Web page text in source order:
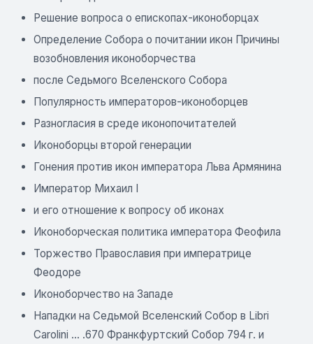
Решение вопроса о епископах-иконоборцах
Определение Собора о почитании икон Причины
возобновления иконоборчества
после Седьмого Вселенского Собора
Популярность императоров-иконоборцев
Разногласия в среде иконопочитателей
Иконоборцы второй генерации
Гонения против икон императора Льва Армянина
Император Михаил I
и его отношение к вопросу об иконах
Иконоборческая политика императора Феофила
Торжество Православия при императрице
Феодоре
Иконоборчество на Западе
Нападки на Седьмой Вселенский Собор в Libri
Carolini ... .670 Франкфуртский Собор 794 г. и